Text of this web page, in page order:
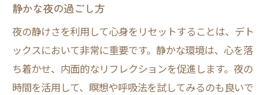
静かな夜の過ごし方
夜の静けさを利用して心身をリセットすることは、デト
ックスにおいて非常に重要です。静かな環境は、心を落
ち着かせ、内面的なリフレクションを促進します。夜の
時間を活用して、瞑想や呼吸法を試してみるのも良いで